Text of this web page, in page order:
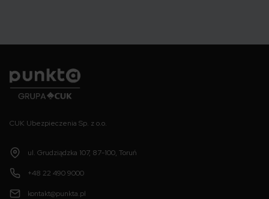
CUK Ubezpieczenia Sp. z o.o.
ul. Grudziądzka 107, 87-100, Toruń
+48 22 490 9000
kontakt@punkta.pl